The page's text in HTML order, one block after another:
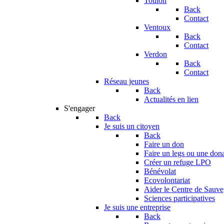
Back
Contact
Ventoux
Back
Contact
Verdon
Back
Contact
Réseau jeunes
Back
Actualités en lien
S'engager
Back
Je suis un citoyen
Back
Faire un don
Faire un legs ou une
Créer un refuge LPO
Bénévolat
Ecovolontariat
Aider le Centre de
Sciences participatives
Je suis une entreprise
Back